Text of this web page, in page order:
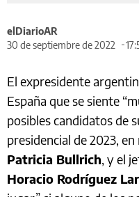
elDiarioAR
30 de septiembre de 2022
El expresidente
España que se siente
posibles candidatos de
presidencial de 2023,
Patricia Bullrich, y el
Horacio Rodríguez